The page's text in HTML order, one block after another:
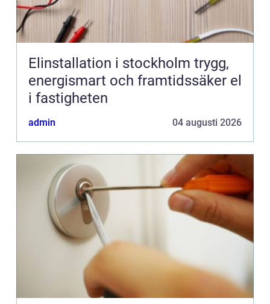
Elinstallation i stockholm trygg,
energismart och framtidssäker el
i fastigheten
admin 04 augusti 2026